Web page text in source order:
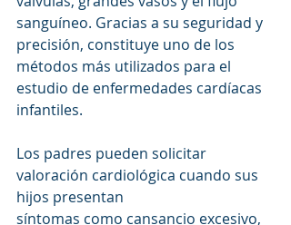
sanguíneo. Gracias a su seguridad y
precisión, constituye uno de los
métodos más utilizados para el
estudio de enfermedades cardíacas
infantiles.
Los padres pueden solicitar
valoración cardiológica cuando sus
hijos presentan
síntomas como cansancio excesivo,